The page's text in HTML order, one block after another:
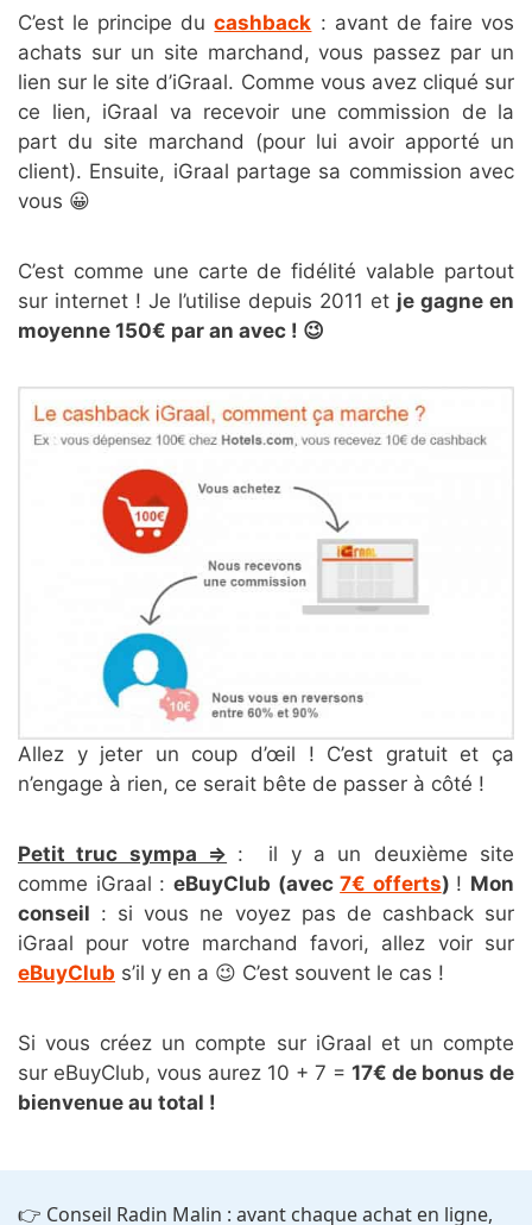
C’est le principe ducashback : avant de faire vos
achats sur un site marchand, vous passez par un
lien sur le site d’iGraal. Comme vous avez cliqué sur
ce lien, iGraal va recevoir une commission de la
part du site marchand (pour lui avoir apporté un
client). Ensuite, iGraal partage sa commission avec
vous 😀
C’est comme une carte de fidélité valable partout
sur internet ! Je l’utilise depuis 2011 et je gagne en
moyenne 150€ par an avec ! 😉
Allez y jeter un coup d’œil ! C’est gratuit et ça
n’engage à rien, ce serait bête de passer à côté !
Petit truc sympa => : il y a un deuxième site
comme iGraal : eBuyClub (avec7€ offerts) ! Mon
conseil : si vous ne voyez pas de cashback sur
iGraal pour votre marchand favori, allez voir sur
eBuyClub s’il y en a 😉 C’est souvent le cas !
Si vous créez un compte sur iGraal et un compte
sur eBuyClub, vous aurez 10 + 7 = 17€ de bonus de
bienvenue au total !
👉 Conseil Radin Malin : avant chaque achat en ligne,